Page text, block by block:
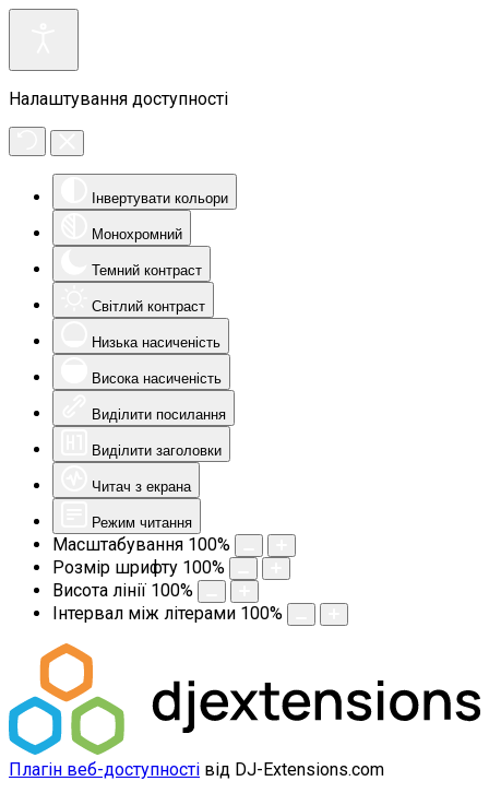
Налаштування доступності
Інвертувати кольори
Монохромний
Темний контраст
Світлий контраст
Низька насиченість
Висока насиченість
Виділити посилання
Виділити заголовки
Читач з екрана
Режим читання
Масштабування 100%
Розмір шрифту 100%
Висота лінії 100%
Інтервал між літерами 100%
Плагін веб-доступності від DJ-Extensions.com